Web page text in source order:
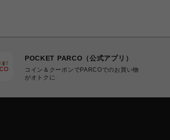
POCKET PARCO（公式アプリ）
コイン＆クーポンでPARCOでのお買い物
がオトクに